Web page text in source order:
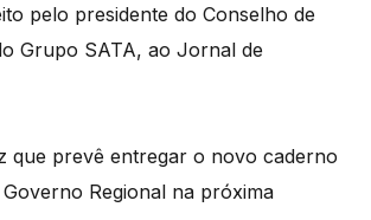
pelo presidente do Conselho de
Grupo SATA, ao Jornal de
que prevê entregar o novo caderno
Regional na próxima